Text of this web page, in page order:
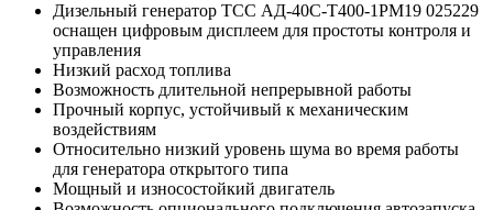
Дизельный генератор ТСС АД-40С-Т400-1РМ19 025229
оснащен цифровым дисплеем для простоты контроля и
управления
Низкий расход топлива
Возможность длительной непрерывной работы
Прочный корпус, устойчивый к механическим
воздействиям
Относительно низкий уровень шума во время работы
для генератора открытого типа
Мощный и износостойкий двигатель